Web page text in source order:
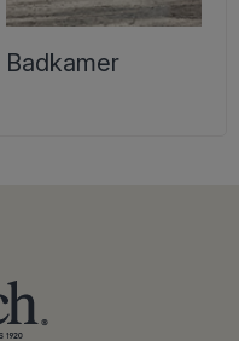
Badkamer
behoeften en
aangename, donkere
voor